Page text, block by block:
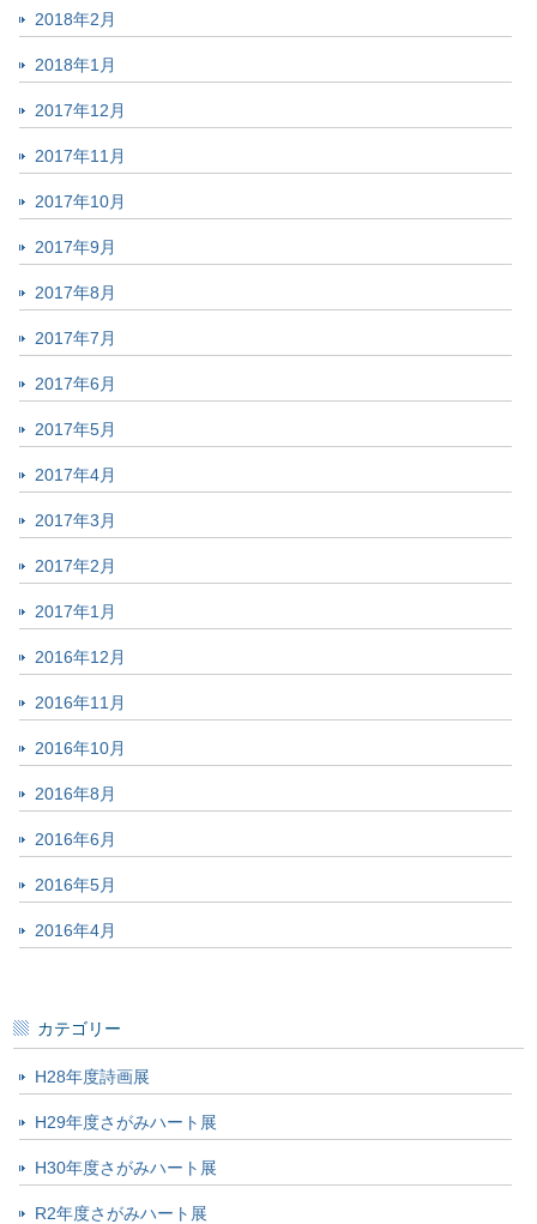
2018年2月
2018年1月
2017年12月
2017年11月
2017年10月
2017年9月
2017年8月
2017年7月
2017年6月
2017年5月
2017年4月
2017年3月
2017年2月
2017年1月
2016年12月
2016年11月
2016年10月
2016年8月
2016年6月
2016年5月
2016年4月
カテゴリー
H28年度詩画展
H29年度さがみハート展
H30年度さがみハート展
R2年度さがみハート展